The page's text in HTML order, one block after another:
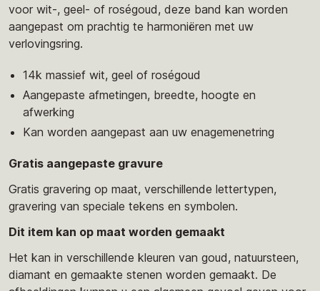
voor wit-, geel- of roségoud, deze band kan worden
aangepast om prachtig te harmoniëren met uw
verlovingsring.
14k massief wit, geel of roségoud
Aangepaste afmetingen, breedte, hoogte en
afwerking
Kan worden aangepast aan uw enagemenetring
Gratis aangepaste gravure
Gratis gravering op maat, verschillende lettertypen,
gravering van speciale tekens en symbolen.
Dit item kan op maat worden gemaakt
Het kan in verschillende kleuren van goud, natuursteen,
diamant en gemaakte stenen worden gemaakt. De